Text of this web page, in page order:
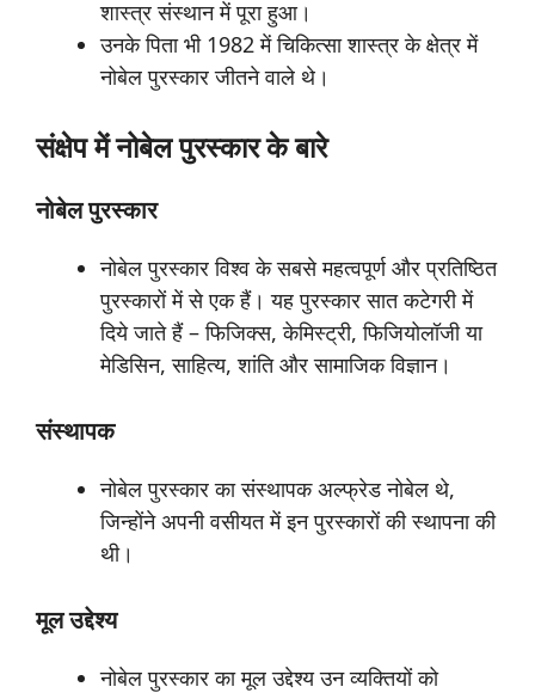
शास्त्र संस्थान में पूरा हुआ।
उनके पिता भी 1982 में चिकित्सा शास्त्र के क्षेत्र में
नोबेल पुरस्कार जीतने वाले थे।
संक्षेप में नोबेल पुरस्कार के बारे
नोबेलपुरस्कार
नोबेल पुरस्कार विश्व के सबसे महत्वपूर्ण और प्रतिष्ठित
पुरस्कारों में से एक हैं। यह पुरस्कार सात कटेगरी में
दिये जाते हैं – फिजिक्स, केमिस्ट्री, फिजियोलॉजी या
मेडिसिन, साहित्य, शांति और सामाजिक विज्ञान।
संस्थापक
नोबेल पुरस्कार का संस्थापक अल्फ्रेड नोबेल थे,
जिन्होंने अपनी वसीयत में इन पुरस्कारों की स्थापना की
थी।
मूलउद्देश्य
नोबेल पुरस्कार का मूल उद्देश्य उन व्यक्तियों को